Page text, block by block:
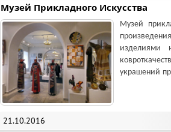
Музей Прикладного Искусства
21.10.2016
Музей
изделиями
украшений